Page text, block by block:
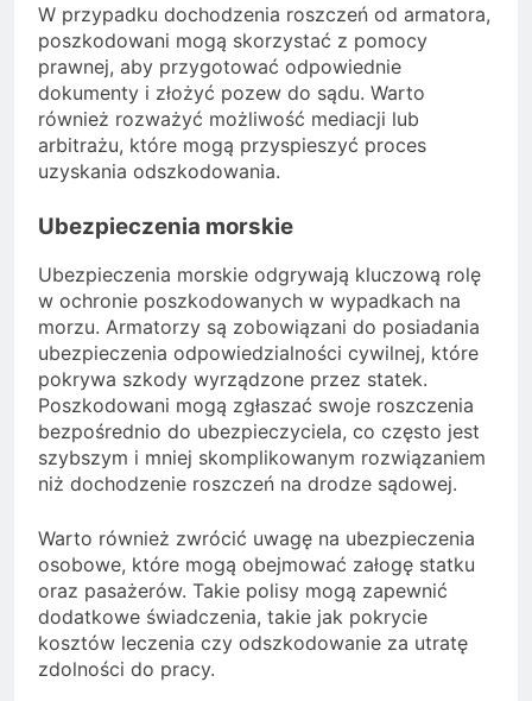
W przypadku dochodzenia roszczeń od armatora,
poszkodowani mogą skorzystać z pomocy
prawnej, aby przygotować odpowiednie
dokumenty i złożyć pozew do sądu. Warto
również rozważyć możliwość mediacji lub
arbitrażu, które mogą przyspieszyć proces
uzyskania odszkodowania.
Ubezpieczenia morskie
Ubezpieczenia morskie odgrywają kluczową rolę
w ochronie poszkodowanych w wypadkach na
morzu. Armatorzy są zobowiązani do posiadania
ubezpieczenia odpowiedzialności cywilnej, które
pokrywa szkody wyrządzone przez statek.
Poszkodowani mogą zgłaszać swoje roszczenia
bezpośrednio do ubezpieczyciela, co często jest
szybszym i mniej skomplikowanym rozwiązaniem
niż dochodzenie roszczeń na drodze sądowej.
Warto również zwrócić uwagę na ubezpieczenia
osobowe, które mogą obejmować załogę statku
oraz pasażerów. Takie polisy mogą zapewnić
dodatkowe świadczenia, takie jak pokrycie
kosztów leczenia czy odszkodowanie za utratę
zdolności do pracy.